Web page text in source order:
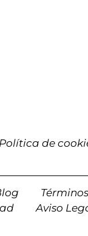
Política de
Aviso